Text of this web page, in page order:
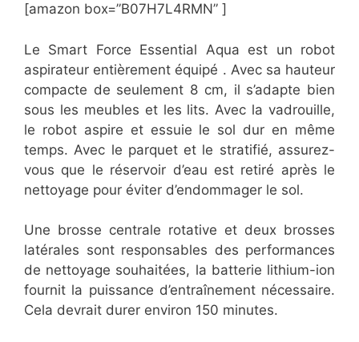
[amazon box=”B07H7L4RMN” ]
Le Smart Force Essential Aqua est un robot
aspirateur entièrement équipé . Avec sa hauteur
compacte de seulement 8 cm, il s’adapte bien
sous les meubles et les lits. Avec la vadrouille,
le robot aspire et essuie le sol dur en même
temps. Avec le parquet et le stratifié, assurez-
vous que le réservoir d’eau est retiré après le
nettoyage pour éviter d’endommager le sol.
Une brosse centrale rotative et deux brosses
latérales sont responsables des performances
de nettoyage souhaitées, la batterie lithium-ion
fournit la puissance d’entraînement nécessaire.
Cela devrait durer environ 150 minutes.